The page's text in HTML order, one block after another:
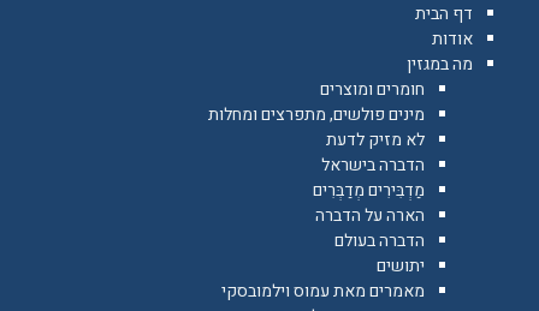
דף הבית
אודות
מה במגזין
חומרים ומוצרים
מינים פולשים, מתפרצים ומחלות
לא מזיק לדעת
הדברה בישראל
מַדְבִּירִים מְדַבְּרִים
הארה על הדברה
הדברה בעולם
יתושים
מאמרים מאת עמוס וילמובסקי